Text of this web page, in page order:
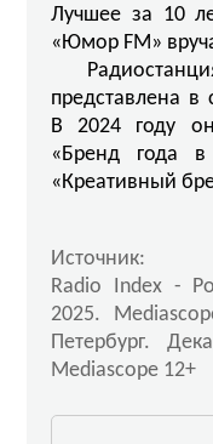
Лучшее за 10
«Юмор FM»
представлена в
В 2024 году
«Бренд года
«Креативный
Источник:
Radio Index -
2025.
Петербург.
Mediascope 12+